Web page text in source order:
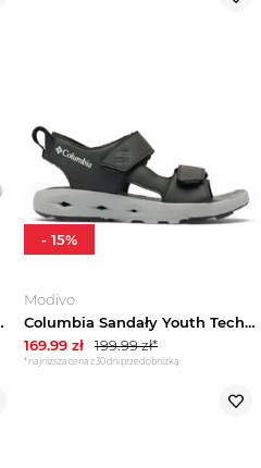
jasny
Modivo
Columbia Sandały Youth Techsun Adveture™ 2148731 Czarny
169.99 zł 199.99zł*
*najniższa cena z 30 dni przed obniżką
- 15%